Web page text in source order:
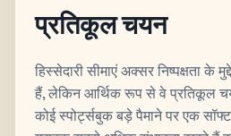
प्रतिकूल चयन
हिस्सेदारी सीमाएं अक्सर निष्पक्षता के
हैं, लेकिन आर्थिक रूप से वे प्रतिकूल
कोई स्पोर्ट्सबुक बड़े पैमाने पर एक